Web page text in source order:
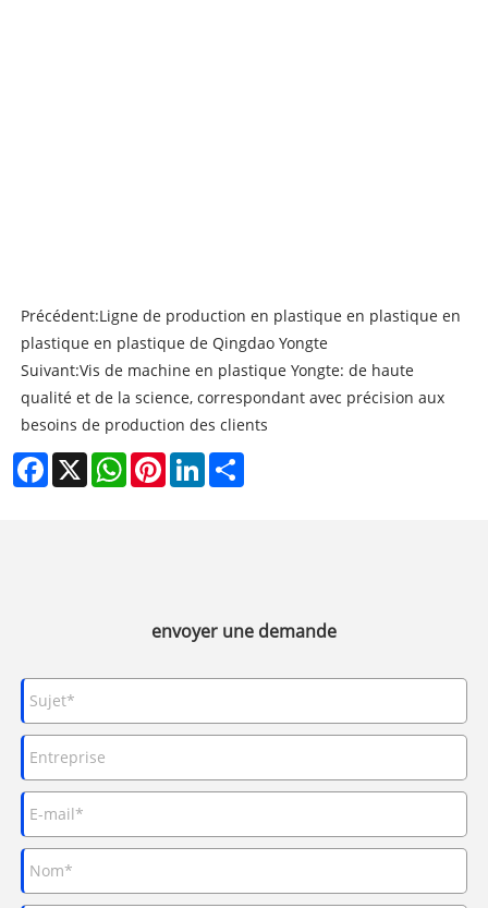
Précédent:Ligne de production en plastique en plastique en
plastique en plastique de Qingdao Yongte
Suivant:Vis de machine en plastique Yongte: de haute
qualité et de la science, correspondant avec précision aux
besoins de production des clients
Facebook
X WhatsAppPinterestLinkedIn
envoyer une demande